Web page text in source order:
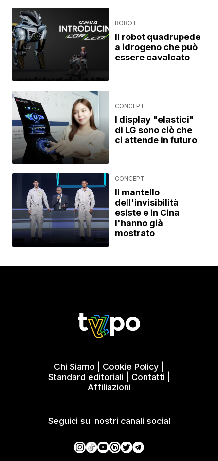
ROBOT
Il robot quadrupede
a idrogeno che può
essere cavalcato
CONCEPT
I display "elastici"
di LG sono ciò che
ci attende in futuro
CONCEPT
Il mantello
dell'invisibilità
esiste e in Cina
l'hanno già
mostrato
Chi Siamo Cookie Policy
Standard editoriali
Contatti
Affiliazioni
Seguici sui nostri canali social